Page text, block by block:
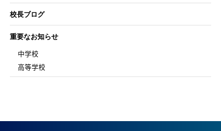
校長ブログ
重要なお知らせ
中学校
高等学校